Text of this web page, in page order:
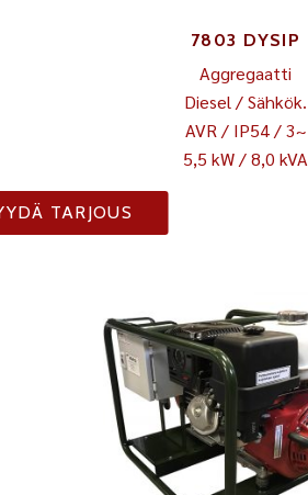
7803 DYSIP
Aggregaatti
Diesel / Sähkök.
AVR / IP54 / 3~
5,5 kW / 8,0 kVA
TARJOUS